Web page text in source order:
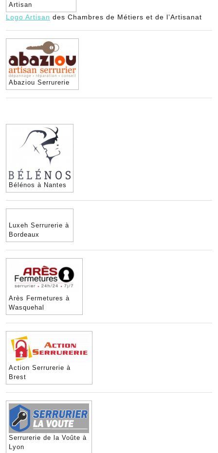
Artisan
Logo Artisan des Chambres de Métiers et de l’Artisanat
Abaziou Serrurerie
Bélénos à Nantes
Luxeh Serrurerie à
Bordeaux
Arès Fermetures à
Wasquehal
Action Serrurerie à
Brest
Serrurerie de la Voûte à
Lyon